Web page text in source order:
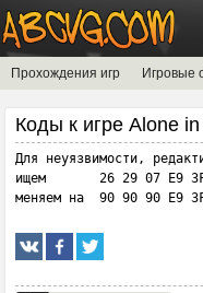
Прохождения игр Игровые
Коды к игре Alone
Для неуязвимости,
ищем       26 29 07 E9
меняем на  90 90 90 E9